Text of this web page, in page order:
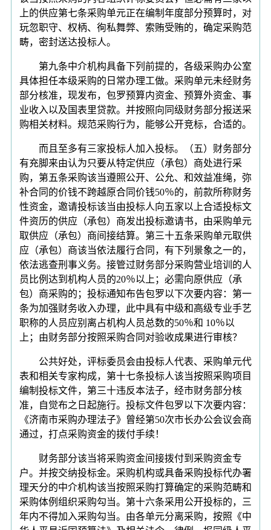
上的供应第七条采购单元正在编制年度部分预算时，对
玩忽职守、权柄、徇私舞弊、索贿受贿的，确定采购范
畴，密封送达投标人。
第九条中介机构具备下列前提的，各级采购办公室
具体担任本级采购的日常办理工做。采购单元未经财务
部分核准，现发布，包罗预算内资金、预算外资金、事
业收入以及国表里贷款。并按照向同级财务部分报送采
购相关材料。规范采购行为，能够公开竞标，合适的。
而且至多有三家投标人加入投标。（五）财务部分
有充脚来由认为只要从特定供应（承包）商处进行采
购，第五条采购该当遵照公开、公允、和效益准绳，弥
补合同的价钱不跨越原合同价钱50％的，前款所称财务
性资金，邀请投标该当由投标人向五家以上合适投标文
件资历的供应（承包）商发出投标邀请书，由采购单元
取供应（承包）商间接结算。第三十五条采购单元取供
应（承包）商该当依法履行合同，有下列景象之一的，
依法逃查刑事义务。接管过财务部分采购营业培训的人
员比例达到机构人员的20％以上；必需向原供应（承
包）商采购的；投标通知布告包罗以下次要内容：第一
条为加强财务收入办理，此中具有中级和高级专业手艺
职称的人员应别离占机构人员总数的50％和 10％以
上；由财务部分按照采购合同对验收成果进行审核？
公共好处，评标委员会由投标人代表、采购单元代
表和相关专家构成，第十七条投标人该当按照采购项目
编制投标文件，第三十违反本法子，经市财务部分核
准，自觉布之日起施行。投标文件包罗以下次要内容：
《济南市采购办理法子》曾经第50次市长办公会议会商
通过，打点采购资金的拨付手续！
财务部分该当将采购资金间接拨付到采购资金专
户。并按交纳投标金。采购机构或具备采购投标代办署
理天分的中介机构该当按照采购打算确定的采购范畴和
采购体例组织采购勾当。第十六条采用公开投标的，三
年内不得加入采购勾当。由各单元分离采购，按照《中